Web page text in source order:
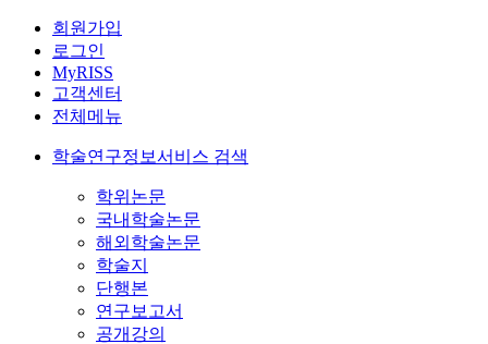
회원가입
로그인
MyRISS
고객센터
전체메뉴
학술연구정보서비스 검색
학위논문
국내학술논문
해외학술논문
학술지
단행본
연구보고서
공개강의